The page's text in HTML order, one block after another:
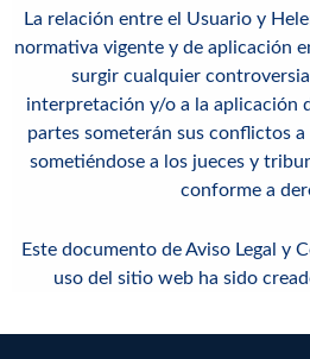
La relación entre el Usuario y
normativa vigente y de aplicación
surgir cualquier
interpretación y/o a la aplicación
partes someterán sus conflictos
sometiéndose a los jueces y
conforme a
Este documento de Aviso Legal y
uso del sitio web ha sido